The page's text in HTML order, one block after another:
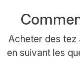
Acheter des tez
en suivant les